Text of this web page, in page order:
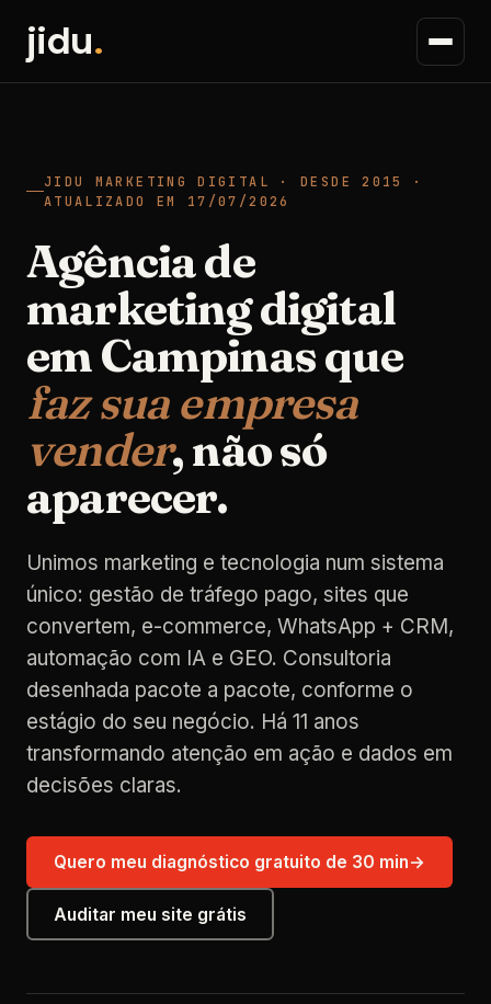
jidu.
JIDU MARKETING DIGITAL · DESDE 2015 ·
ATUALIZADO EM 17/07/2026
Agência de
marketing digital
em Campinas que
faz sua empresa
vender, não só
aparecer.
Unimos marketing e tecnologia num sistema
único: gestão de tráfego pago, sites que
convertem, e-commerce, WhatsApp + CRM,
automação com IA e GEO. Consultoria
desenhada pacote a pacote, conforme o
estágio do seu negócio. Há 11 anos
transformando atenção em ação e dados em
decisões claras.
Quero meu diagnóstico gratuito de 30 min→
Auditar meu site grátis